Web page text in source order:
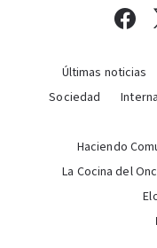
Últimas noticias
Sociedad
Haciendo
La Cocina del